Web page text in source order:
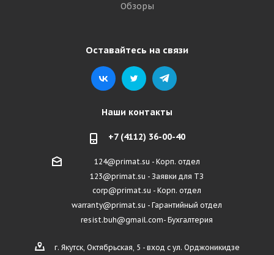
Обзоры
Оставайтесь на связи
Наши контакты
+7 (4112) 36-00-40
124@primat.su - Корп. отдел
123@primat.su - Заявки для ТЗ
corp@primat.su - Корп. отдел
warranty@primat.su - Гарантийный отдел
resist.buh@gmail.com- Бухгалтерия
г. Якутск, Октябрьская, 5 - вход с ул. Орджоникидзе